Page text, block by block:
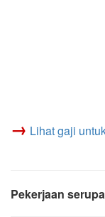
→ Lihat gaji
Pekerjaan